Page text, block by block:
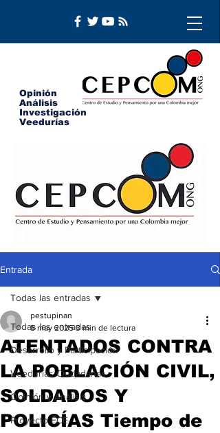
Opinión
Análisis
Investigación
Veedurías
Entrada
Todas las entradas
Desarrollo y Participación
Veedurías Ciudadanas
Opinión y Análisis
Proyecto ECE
Todas las entradas
ATENTADOS CONTRA
LA POBLACIÓN CIVIL,
SOLDADOS Y
POLICÍAS Tiempo de
pestupinan
8 may 2025 3 min de lectura